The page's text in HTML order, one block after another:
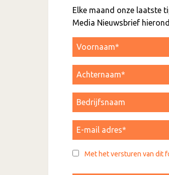
Elke maand onze laatste
Media Nieuwsbrief
Met het versturen van dit